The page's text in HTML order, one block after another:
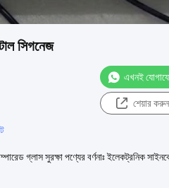
সিগনেজ
এখনই
শেয়ার করুন
গ্লাস সুরক্ষা পণ্যের বর্ণনাঃ ইলেকট্রনিক